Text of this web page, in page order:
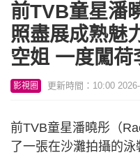
前TVB童星潘
照盡展成熟魅
空姐 一度闖荷
影視圈 更新時間：10:00
前TVB童星潘曉彤（
了一張在沙灘拍攝的